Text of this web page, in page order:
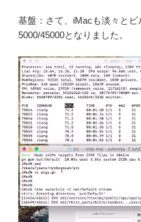
基盤：さて、iMacも淡々とビ
5000/45000となりました。